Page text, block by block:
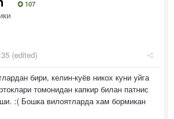
107
(edited)
бири, келин-куёв никох куни уйга
томонидан капкир билан патнис
:( Бошка вилоятларда хам бормикан